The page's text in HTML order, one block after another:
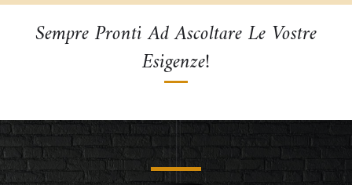
Sempre Pronti Ad Ascoltare Le Vostre
Esigenze!